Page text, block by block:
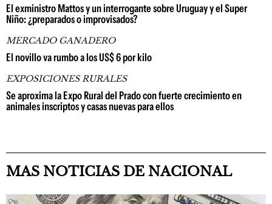
El exministro Mattos y un interrogante sobre Uruguay y el Super
Niño: ¿preparados o improvisados?
MERCADO GANADERO
El novillo va rumbo a los US$ 6 por kilo
EXPOSICIONES RURALES
Se aproxima la Expo Rural del Prado con fuerte crecimiento en
animales inscriptos y casas nuevas para ellos
MAS NOTICIAS DE NACIONAL